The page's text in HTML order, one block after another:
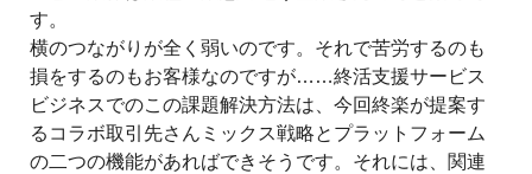
す。
横のつながりが全く弱いのです。それで苦労するのも
損をするのもお客様なのですが……終活支援サービス
ビジネスでのこの課題解決方法は、今回終楽が提案す
るコラボ取引先さんミックス戦略とプラットフォーム
の二つの機能があればできそうです。それには、関連